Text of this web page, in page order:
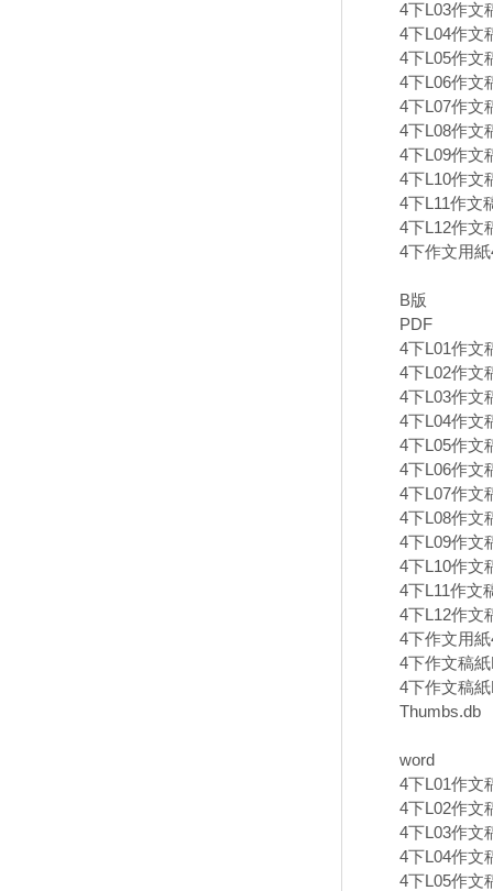
4下L03作文
4下L04作文
4下L05作文
4下L06作文
4下L07作文
4下L08作文
4下L09作文
4下L10作文
4下L11作文
4下L12作文
4下作文用
B版
PDF
4下L01作文
4下L02作文
4下L03作文
4下L04作文
4下L05作文
4下L06作文
4下L07作文
4下L08作文
4下L09作文
4下L10作文
4下L11作文
4下L12作文
4下作文用
4下作文稿
4下作文稿
Thumbs.db
word
4下L01作文
4下L02作文
4下L03作文
4下L04作文
4下L05作文